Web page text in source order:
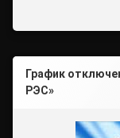
График
РЭС»